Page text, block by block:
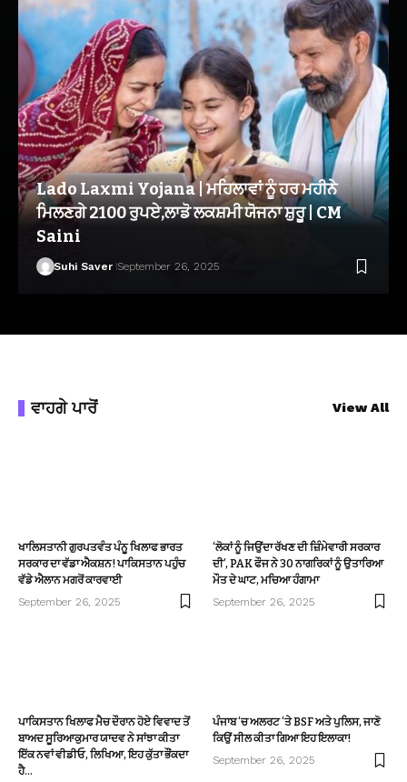
Lado Laxmi Yojana | ਮਹਿਲਾਵਾਂ ਨੂੰ ਹਰ ਮਹੀਨੇ
ਮਿਲਣਗੇ 2100 ਰੁਪਏ,ਲਾਡੋ ਲਕਸ਼ਮੀ ਯੋਜਨਾ ਸ਼ੁਰੂ | CM
Saini
Suhi Saver September 26, 2025
ਵਾਹਗੇ ਪਾਰੋਂ View All
ਖਾਲਿਸਤਾਨੀ ਗੁਰਪਤਵੰਤ ਪੰਨੂ ਖਿਲਾਫ ਭਾਰਤ
ਸਰਕਾਰ ਦਾ ਵੱਡਾ ਐਕਸ਼ਨ! ਪਾਕਿਸਤਾਨ ਪਹੁੰਚ
ਵੱਡੇ ਐਲਾਨ ਮਗਰੋਂ ਕਾਰਵਾਈ
September 26, 2025
‘ਲੋਕਾਂ ਨੂੰ ਜਿਉਂਦਾ ਰੱਖਣ ਦੀ ਜ਼ਿੰਮੇਵਾਰੀ ਸਰਕਾਰ
ਦੀ’, PAK ਫੌਜ ਨੇ 30 ਨਾਗਰਿਕਾਂ ਨੂੰ ਉਤਾਰਿਆ
ਮੌਤ ਦੇ ਘਾਟ, ਮਚਿਆ ਹੰਗਾਮਾ
September 26, 2025
ਪਾਕਿਸਤਾਨ ਖਿਲਾਫ ਮੈਚ ਦੌਰਾਨ ਹੋਏ ਵਿਵਾਦ ਤੋਂ
ਬਾਅਦ ਸੂਰਿਆਕੁਮਾਰ ਯਾਦਵ ਨੇ ਸਾਂਝਾ ਕੀਤਾ
ਇੱਕ ਨਵਾਂ ਵੀਡੀਓ, ਲਿਖਿਆ, ਇਹ ਕੁੱਤਾ ਭੌਂਕਦਾ
ਹੈ…
ਪੰਜਾਬ ‘ਚ ਅਲਰਟ ‘ਤੇ BSF ਅਤੇ ਪੁਲਿਸ, ਜਾਣੋ
ਕਿਉਂ ਸੀਲ ਕੀਤਾ ਗਿਆ ਇਹ ਇਲਾਕਾ!
September 26, 2025